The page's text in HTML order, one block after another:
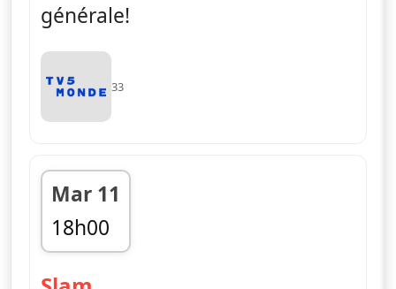
générale!
33
Mar 11
18h00
fin 18h50